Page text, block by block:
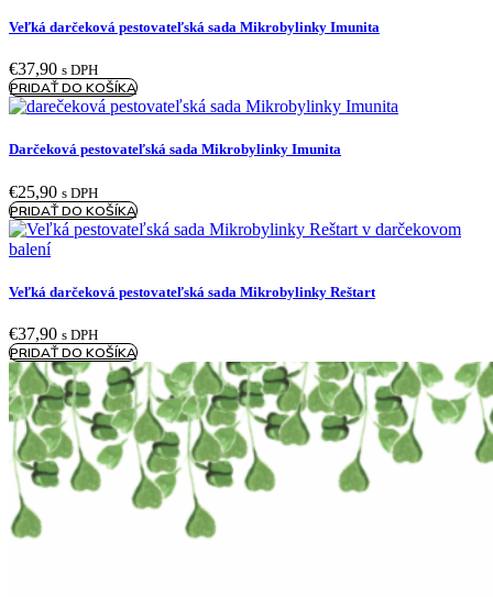
Veľká darčeková pestovateľská sada Mikrobylinky Imunita
€37,90 s DPH
PRIDAŤ DO KOŠÍKA
Darčeková pestovateľská sada Mikrobylinky Imunita
€25,90 s DPH
PRIDAŤ DO KOŠÍKA
Veľká darčeková pestovateľská sada Mikrobylinky Reštart
€37,90 s DPH
PRIDAŤ DO KOŠÍKA